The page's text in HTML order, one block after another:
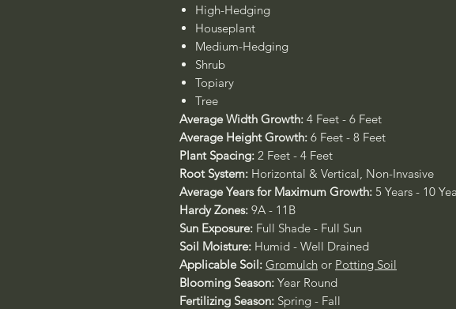
High-Hedging
Houseplant
Medium-Hedging
Shrub
Topiary
Tree
Average Width Growth: 4 Feet - 6 Feet
Average Height Growth: 6 Feet - 8 Feet
Plant Spacing: 2 Feet - 4 Feet
Root System: Horizontal & Vertical, Non-Invasive
Average Years for Maximum Growth: 5 Years - 10
Hardy Zones: 9A - 11B
Sun Exposure: Full Shade - Full Sun
Soil Moisture: Humid - Well Drained
Applicable Soil: Gromulch or Potting Soil
Blooming Season: Year Round
Fertilizing Season: Spring - Fall